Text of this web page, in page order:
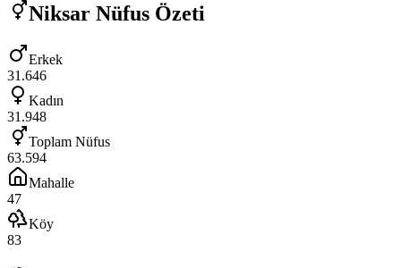
Niksar Nüfus Özeti
Erkek
31.646
Kadın
31.948
Toplam Nüfus
63.594
Mahalle
47
Köy
83